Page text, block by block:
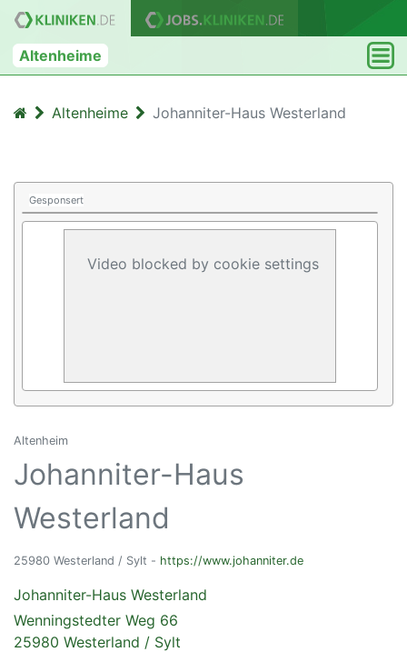
Altenheime
Altenheime Johanniter-Haus Westerland
Gesponsert
Video blocked by cookie settings
Altenheim
Johanniter-Haus
Westerland
25980 Westerland / Sylt - https://www.johanniter.de
Johanniter-Haus Westerland
Wenningstedter Weg 66
25980 Westerland / Sylt